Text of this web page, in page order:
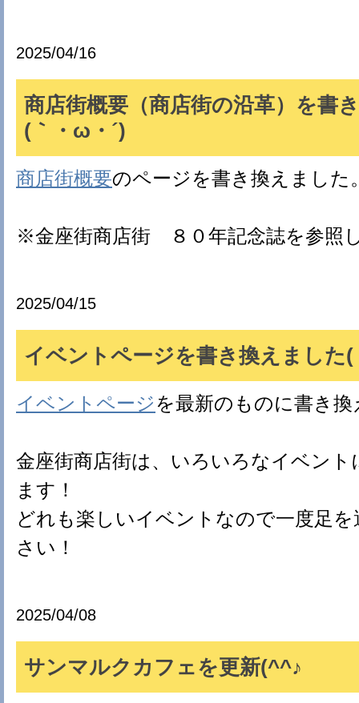
2025/04/16
商店街概要（商店街の沿革）を書
(｀・ω・´)ゞ
商店街概要のページを書き換えました
※金座街商店街 ８０年記念誌を参照
2025/04/15
イベントページを書き換えました
イベントページを最新のものに書き
金座街商店街は、いろいろなイベン
ます！
どれも楽しいイベントなので一度足
さい！
2025/04/08
サンマルクカフェを更新(^^♪